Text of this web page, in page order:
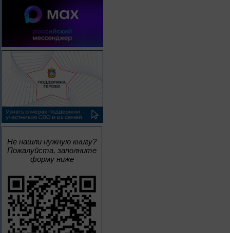
Не нашли нужную книгу?
Пожалуйста, заполните
форму ниже